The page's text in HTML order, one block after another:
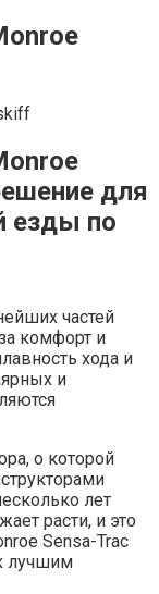
для
езды по
частей
комфорт и
хода и
и
о которой
лет
расти, и это
Sensa-Trac
лучшим